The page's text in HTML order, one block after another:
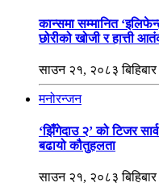
कान्समा सम्मानित
छोरीको खोजी र हात्ती
साउन २१, २०८३ बिहिबार
मनोरन्जन
‘झिँगेदाउ २’ को टिजर
बढायो कौतुहलता
साउन २१, २०८३ बिहिबार